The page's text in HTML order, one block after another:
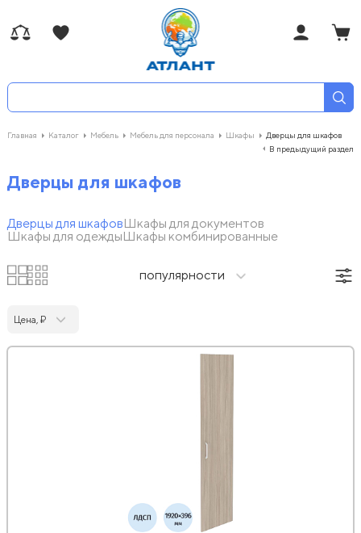
Главная Каталог Мебель Мебель для персонала Шкафы
Дверцы для шкафов
В предыдущий раздел
Дверцы для шкафов
Дверцы для шкафовШкафы для документов
Шкафы для одеждыШкафы комбинированные
популярности
Цена, ₽